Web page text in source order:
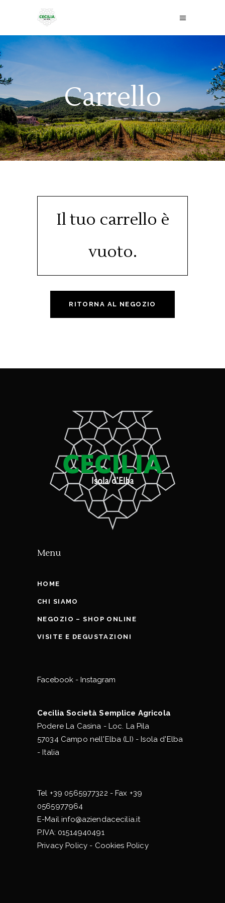
Carrello
Il tuo carrello è
vuoto.
RITORNA AL NEGOZIO
Menu
HOME
CHI SIAMO
NEGOZIO – SHOP ONLINE
VISITE E DEGUSTAZIONI
Facebook - Instagram
Cecilia Società Semplice Agricola
Podere La Casina - Loc. La Pila
57034 Campo nell'Elba (LI) - Isola d'Elba
- Italia
Tel +39 0565977322 - Fax +39
0565977964
E-Mailinfo@aziendacecilia.it
P.IVA: 01514940491
Privacy Policy - Cookies Policy